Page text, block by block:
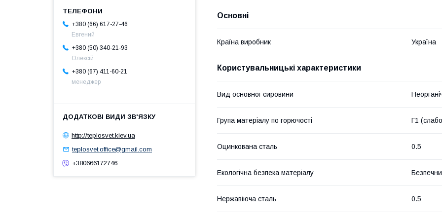
Основні
Країна виробник Україна
Користувальницькі характеристики
Вид основної сировини
Група матеріалу по горючості Г1
Оцинкована сталь 0.5
Екологічна безпека матеріалу
Нержавіюча сталь 0.5
+380 (66) 617-27-46
Евгений
+380 (50) 340-21-93
Олексій
+380 (67) 411-60-21
менеджер
http://teplosvet.kiev.ua
teplosvet.office@gmail.com
+380666172746